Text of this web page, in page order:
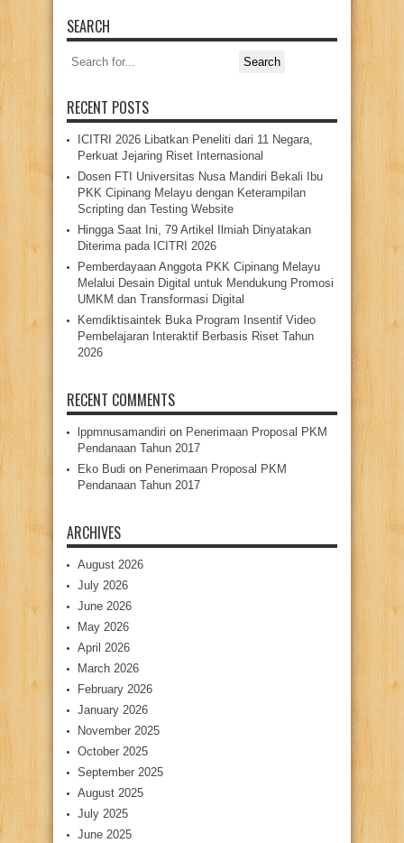
SEARCH
Search
for:
RECENT POSTS
ICITRI 2026 Libatkan Peneliti dari 11 Negara,
Perkuat Jejaring Riset Internasional
Dosen FTI Universitas Nusa Mandiri Bekali Ibu
PKK Cipinang Melayu dengan Keterampilan
Scripting dan Testing Website
Hingga Saat Ini, 79 Artikel Ilmiah Dinyatakan
Diterima pada ICITRI 2026
Pemberdayaan Anggota PKK Cipinang Melayu
Melalui Desain Digital untuk Mendukung Promosi
UMKM dan Transformasi Digital
Kemdiktisaintek Buka Program Insentif Video
Pembelajaran Interaktif Berbasis Riset Tahun
2026
RECENT COMMENTS
lppmnusamandiri on Penerimaan Proposal PKM
Pendanaan Tahun 2017
Eko Budi on Penerimaan Proposal PKM
Pendanaan Tahun 2017
ARCHIVES
August 2026
July 2026
June 2026
May 2026
April 2026
March 2026
February 2026
January 2026
November 2025
October 2025
September 2025
August 2025
July 2025
June 2025